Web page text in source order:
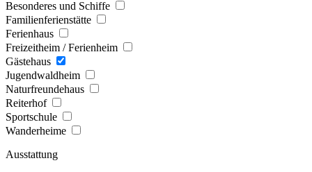
Besonderes und Schiffe
Familienferienstätte
Ferienhaus
Freizeitheim / Ferienheim
Gästehaus
Jugendwaldheim
Naturfreundehaus
Reiterhof
Sportschule
Wanderheime
Ausstattung